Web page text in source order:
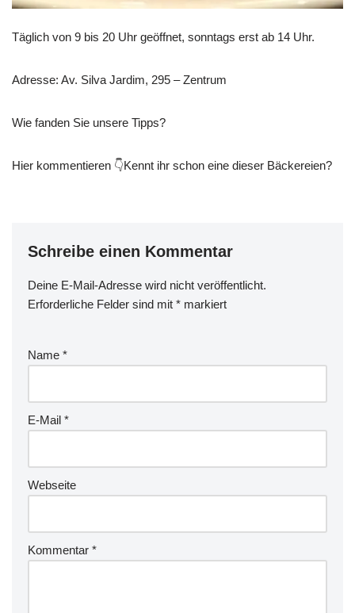
Täglich von 9 bis 20 Uhr geöffnet, sonntags erst ab 14 Uhr.
Adresse: Av. Silva Jardim, 295 – Zentrum
Wie fanden Sie unsere Tipps?
Hier kommentieren 👇Kennt ihr schon eine dieser Bäckereien?
Schreibe einen Kommentar
Deine E-Mail-Adresse wird nicht veröffentlicht.
Erforderliche Felder sind mit * markiert
Name *
E-Mail *
Webseite
Kommentar *